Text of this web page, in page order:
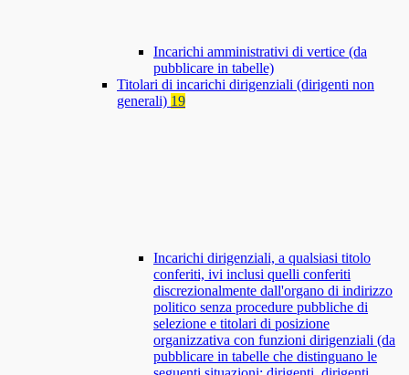
Incarichi amministrativi di vertice (da
pubblicare in tabelle)
Titolari di incarichi dirigenziali (dirigenti non
generali) 19
Incarichi dirigenziali, a qualsiasi titolo
conferiti, ivi inclusi quelli conferiti
discrezionalmente dall'organo di indirizzo
politico senza procedure pubbliche di
selezione e titolari di posizione
organizzativa con funzioni dirigenziali (da
pubblicare in tabelle che distinguano le